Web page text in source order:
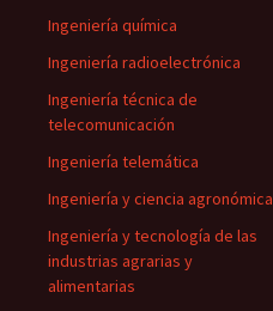
Ingeniería química
Ingeniería radioelectrónica
Ingeniería técnica de
telecomunicación
Ingeniería telemática
Ingeniería y ciencia agronómica
Ingeniería y tecnología de las
industrias agrarias y
alimentarias